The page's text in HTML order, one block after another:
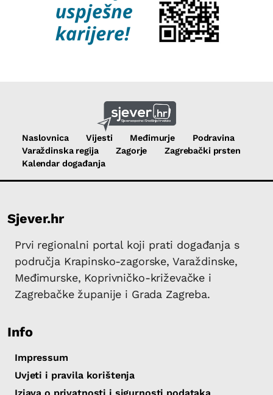
Naslovnica Vijesti Međimurje
Podravina
Varaždinska regija
Zagorje
Zagrebački prsten
Kalendar događanja
Sjever.hr
Prvi regionalni portal koji prati događanja s
područja Krapinsko-zagorske, Varaždinske,
Međimurske, Koprivničko-križevačke i
Zagrebačke županije i Grada Zagreba.
Info
Impressum
Uvjeti i pravila korištenja